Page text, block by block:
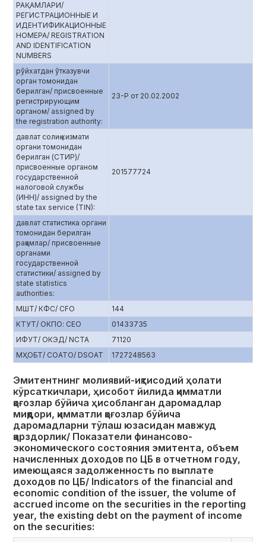
РАҚАМЛАРИ/
РЕГИСТРАЦИОННЫЕ И
ИДЕНТИФИКАЦИОННЫЕ
НОМЕРА/ REGISTRATION
AND IDENTIFICATION
NUMBERS
рўйхатдан ўтказувчи
орган томонидан
берилган/ присвоенные
регистрирующим
органом/ assigned by
the registration authority:
23-P от 20.02.2002
давлат солиқ хизмати
органи томонидан
берилган (СТИР)/
присвоенные органом
государственной
налоговой службы
(ИНН)/ assigned by the
state tax service (TIN):
201577724
давлат статистика органи
томонидан берилган
рақамлар/ присвоенные
органами
государственной
статистики/ assigned by
state statistics
authorities:
МШТ/ КФС/ CFO
144
КТУТ/ ОКПО: CEO
01433735
ИФУТ/ ОКЭД/ NCTA
71120
МҲОБТ/ СОАТО/ DSOAT
1727248563
Эмитентнинг молиявий-иқтисодий ҳолати
кўрсаткичлари, ҳисобот йилида қимматли
қоғозлар бўйича ҳисобланган даромадлар
миқдори, қимматли қоғозлар бўйича
даромадларни тўлаш юзасидан мавжуд
қарздорлик/ Показатели финансово-
экономического состояния эмитента, объем
начисленных доходов по ЦБ в отчетном году,
имеющаяся задолженность по выплате
доходов по ЦБ/ Indicators of the financial and
economic condition of the issuer, the volume of
accrued income on the securities in the reporting
year, the existing debt on the payment of income
on the securities: